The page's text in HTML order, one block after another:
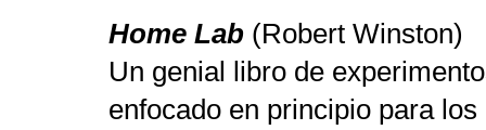
Home Lab (Robert Winston)
Un genial libro de
enfocado en principio para